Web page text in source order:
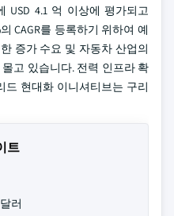
USD 4.1 억 이상에 평가되고
CAGR를 등록하기 위하여 예
증가 수요 및 자동차 산업의
고 있습니다. 전력 인프라 확
드 현대화 이니셔티브는 구리
트
러